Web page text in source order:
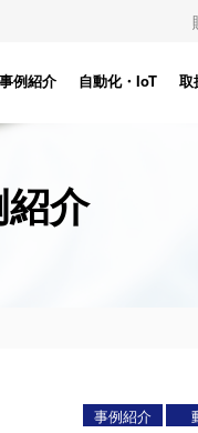
例紹介 自動化・IoT 取
介
事例紹介